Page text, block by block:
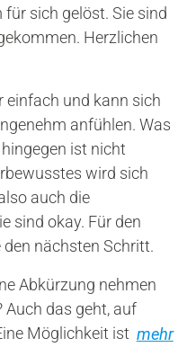
sich gelöst. Sie sind
Herzlichen
einfach und kann sich
anfühlen. Was
ist nicht
wird sich
auch die
sind okay. Für den
nächsten Schritt.
Abkürzung nehmen
das geht, auf
Möglichkeit ist mehr